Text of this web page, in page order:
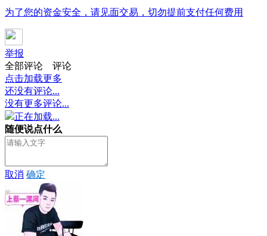
为了您的资金安全，请见面交易，切勿提前支付任何费用
举报
全部评论
评论
点击加载更多
还没有评论...
没有更多评论...
正在加载...
随便说点什么
取消 确定